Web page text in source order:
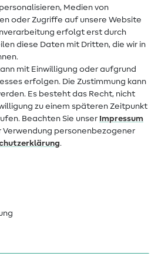
Medien von
oder Zugriffe auf unsere Website
erfolgt erst durch
diese Daten mit Dritten, die wir in
mit Einwilligung oder aufgrund
erfolgen. Die Zustimmung kann
Es besteht das Recht, nicht
zu einem späteren Zeitpunkt
Beachten Sie unser Impressum
Verwendung personenbezogener
.